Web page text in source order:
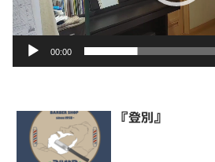
ー
00:00
『登別』